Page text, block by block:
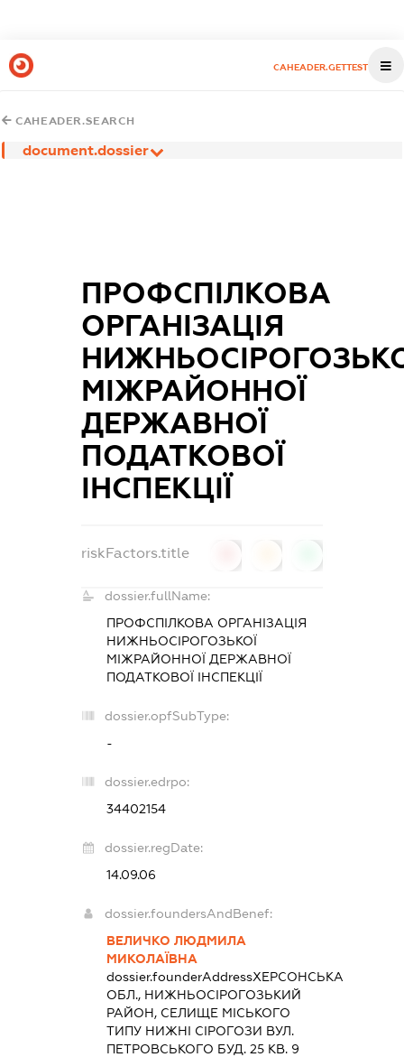
CAHEADER.GETTEST
CAHEADER.SEARCH
document.dossier
ПРОФСПІЛКОВА
ОРГАНІЗАЦІЯ
МІЖРАЙОННОЇ
ДЕРЖАВНОЇ
ПОДАТКОВОЇ
ІНСПЕКЦІЇ
riskFactors.title
dossier.fullName:
ПРОФСПІЛКОВА ОРГАНІЗАЦІЯ
НИЖНЬОСІРОГОЗЬКОЇ
МІЖРАЙОННОЇ ДЕРЖАВНОЇ
ПОДАТКОВОЇ ІНСПЕКЦІЇ
dossier.opfSubType:
-
dossier.edrpo:
34402154
dossier.regDate:
14.09.06
dossier.foundersAndBenef:
ВЕЛИЧКО ЛЮДМИЛА
МИКОЛАЇВНА
dossier.founderAddressХЕРСОНСЬКА
ОБЛ., НИЖНЬОСІРОГОЗЬКИЙ
РАЙОН, СЕЛИЩЕ МІСЬКОГО
ТИПУ НИЖНІ СІРОГОЗИ ВУЛ.
ПЕТРОВСЬКОГО БУД. 25 КВ. 9